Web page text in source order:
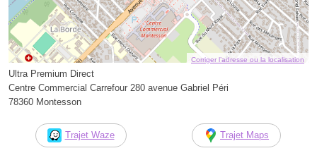
Corriger l’adresse ou la localisation
Ultra Premium Direct
Centre Commercial Carrefour 280 avenue Gabriel Péri
78360 Montesson
Trajet Waze Trajet Maps